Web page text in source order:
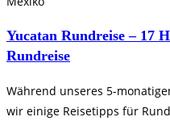
Yucatan Rundreise – 17
Rundreise
Während unseres 5-
wir einige Reisetipps für